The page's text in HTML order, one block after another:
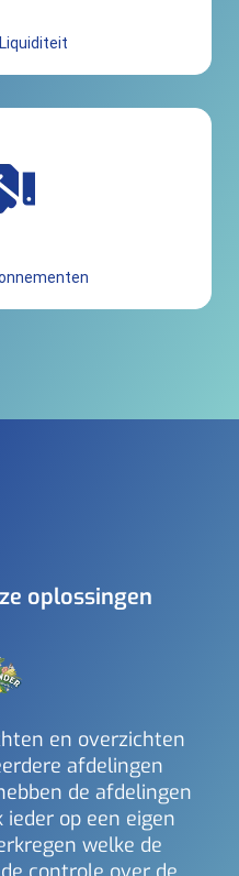
oplossingen
en overzichten
afdelingen
de afdelingen
ieder op een eigen
welke de